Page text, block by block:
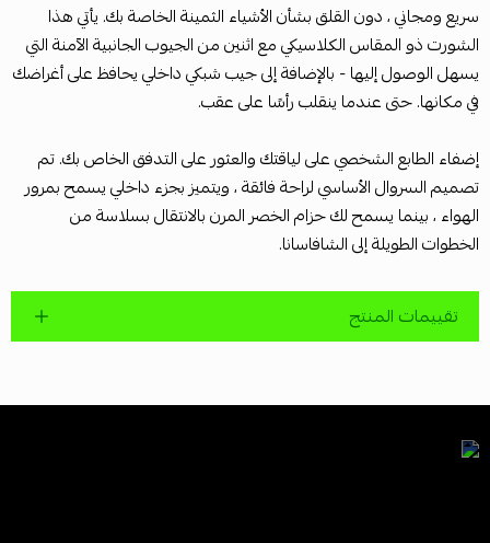
سريع ومجاني ، دون القلق بشأن الأشياء الثمينة الخاصة بك. يأتي هذا
الشورت ذو المقاس الكلاسيكي مع اثنين من الجيوب الجانبية الآمنة التي
يسهل الوصول إليها - بالإضافة إلى جيب شبكي داخلي يحافظ على أغراضك
في مكانها. حتى عندما ينقلب رأسًا على عقب.
إضفاء الطابع الشخصي على لياقتك والعثور على التدفق الخاص بك. تم
تصميم السروال الأساسي لراحة فائقة ، ويتميز بجزء داخلي يسمح بمرور
الهواء ، بينما يسمح لك حزام الخصر المرن بالانتقال بسلاسة من
الخطوات الطويلة إلى الشافاسانا.
تقييمات المنتج